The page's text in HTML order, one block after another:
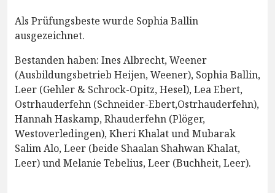
Als Prüfungsbeste wurde Sophia Ballin
ausgezeichnet.
Bestanden haben: Ines Albrecht, Weener
(Ausbildungsbetrieb Heijen, Weener), Sophia Ballin,
Leer (Gehler & Schrock-Opitz, Hesel), Lea Ebert,
Ostrhauderfehn (Schneider-Ebert,Ostrhauderfehn),
Hannah Haskamp, Rhauderfehn (Plöger,
Westoverledingen), Kheri Khalat und Mubarak
Salim Alo, Leer (beide Shaalan Shahwan Khalat,
Leer) und Melanie Tebelius, Leer (Buchheit, Leer).